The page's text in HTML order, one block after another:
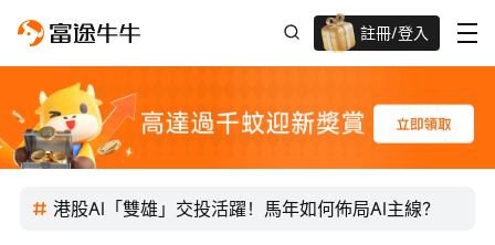
註冊/登入
港股AI「雙雄」交投活躍！馬年如何佈局AI主線？